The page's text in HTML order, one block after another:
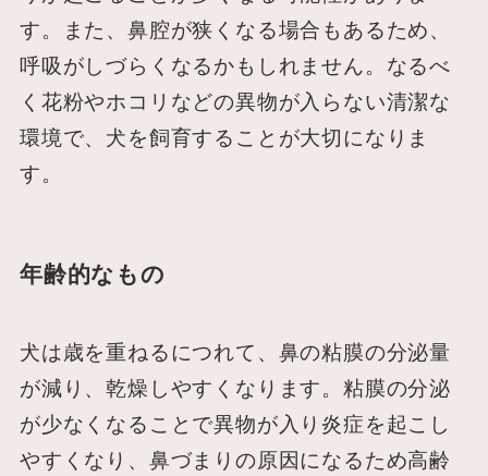
す。また、鼻腔が狭くなる場合もあるため、
呼吸がしづらくなるかもしれません。なるべ
く花粉やホコリなどの異物が入らない清潔な
環境で、犬を飼育することが大切になりま
す。
年齢的なもの
犬は歳を重ねるにつれて、鼻の粘膜の分泌量
が減り、乾燥しやすくなります。粘膜の分泌
が少なくなることで異物が入り炎症を起こし
やすくなり、鼻づまりの原因になるため高齢